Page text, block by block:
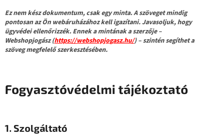
Ez nem kész dokumentum, csak egy minta. A szöveget mindig
pontosan az Ön webáruházához kell igazítani. Javasoljuk, hogy
ügyvédei ellenőrizzék. Ennek a mintának a szerzője –
Webshopjogász (https://webshopjogasz.hu/) – szintén segíthet a
szöveg megfelelő szerkesztésében.
Fogyasztóvédelmi tájékoztató
1. Szolgáltató